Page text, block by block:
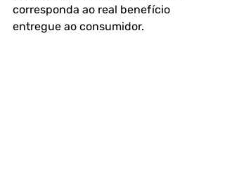
corresponda ao real benefício
entregue ao consumidor.